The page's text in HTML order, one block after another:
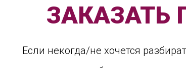
ЗАКАЗАТЬ
Если некогда/не хочется